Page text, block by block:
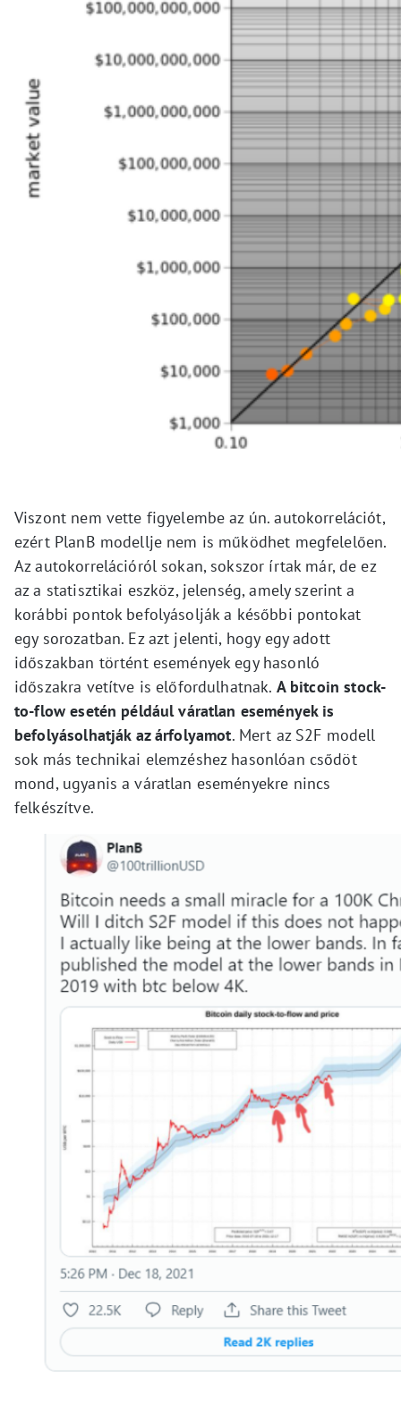
Viszont nem vette figyelembe az ún. autokorrelációt,
ezért PlanB modellje nem is működhet megfelelően.
Az autokorrelációról sokan, sokszor írtak már, de ez
az a statisztikai eszköz, jelenség, amely szerint a
korábbi pontok befolyásolják a későbbi pontokat
egy sorozatban. Ez azt jelenti, hogy egy adott
időszakban történt események egy hasonló
időszakra vetítve is előfordulhatnak. A bitcoin stock-
to-flow esetén például váratlan események is
befolyásolhatják az árfolyamot. Mert az S2F modell
sok más technikai elemzéshez hasonlóan csődöt
mond, ugyanis a váratlan eseményekre nincs
felkészítve.